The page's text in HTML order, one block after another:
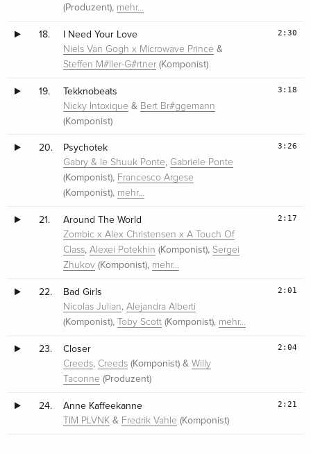
(Produzent), mehr…
18. I Need Your Love
Niels Van Gogh x Microwave Prince &
Steffen M#ller-G#rtner (Komponist)
2:30
19. Tekknobeats
Nicky Intoxique & Bert Br#ggemann
(Komponist)
3:18
20. Psychotek
Gabry & le Shuuk Ponte, Gabriele Ponte
(Komponist), Francesco Argese
(Komponist), mehr…
3:26
21. Around The World
Zombic x Alex Christensen x A Touch Of
Class,Alexei Potekhin (Komponist), Sergei
Zhukov (Komponist), mehr…
2:17
22. Bad Girls
Nicolas Julian,Alejandra Alberti
(Komponist), Toby Scott (Komponist), mehr…
2:01
23. Closer
Creeds, Creeds (Komponist) &Willy
Taconne (Produzent)
2:04
24. Anne Kaffeekanne
TIM PLVNK & Fredrik Vahle (Komponist)
2:21